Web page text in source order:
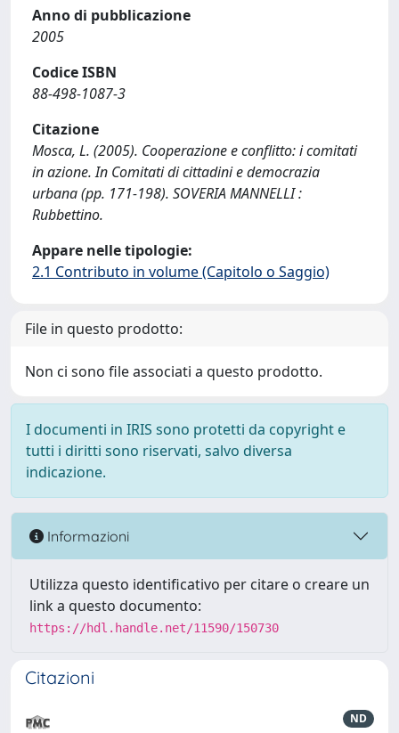
Anno di pubblicazione
2005
Codice ISBN
88-498-1087-3
Citazione
Mosca, L. (2005). Cooperazione e conflitto: i comitati
in azione. In Comitati di cittadini e democrazia
urbana (pp. 171-198). SOVERIA MANNELLI :
Rubbettino.
Appare nelle tipologie:
2.1 Contributo in volume (Capitolo o Saggio)
File in questo prodotto:
Non ci sono file associati a questo prodotto.
I documenti in IRIS sono protetti da copyright e
tutti i diritti sono riservati, salvo diversa
indicazione.
Informazioni
Utilizza questo identificativo per citare o creare un
link a questo documento:
https://hdl.handle.net/11590/150730
Citazioni
ND